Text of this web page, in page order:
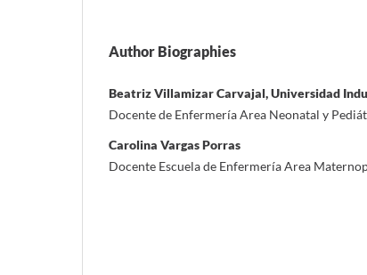
Author Biographies
Beatriz Villamizar Carvajal, Universidad
Docente de Enfermería Area Neonatal y
Carolina Vargas Porras
Docente Escuela de Enfermería Area